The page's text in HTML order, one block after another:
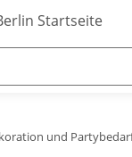
und